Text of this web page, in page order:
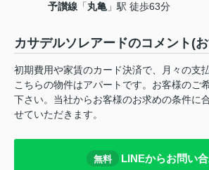
予讃線 「丸亀」駅 徒歩63分
カサデルソレアードのコメント(
初期費用や家賃のカード決済で、月々の支
こちらの物件はアパートです。お客様のご
下さい。当社からお客様のお求めの条件に
せていただきます。
無料 LINEからお問い